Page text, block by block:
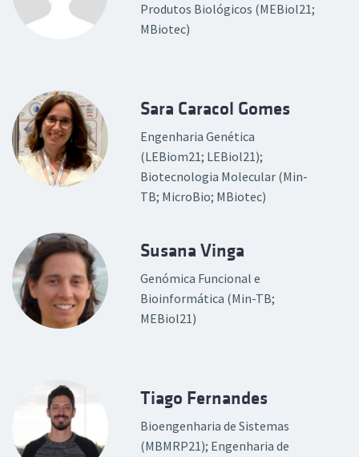
Produtos Biológicos (MEBiol21;
MBiotec)
Sara Caracol Gomes
Engenharia Genética
(LEBiom21; LEBiol21);
Biotecnologia Molecular (Min-
TB; MicroBio; MBiotec)
Susana Vinga
Genómica Funcional e
Bioinformática (Min-TB;
MEBiol21)
Tiago Fernandes
Bioengenharia de Sistemas
(MBMRP21); Engenharia de